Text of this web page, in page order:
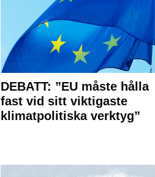
DEBATT: ”EU måste hålla
fast vid sitt viktigaste
klimatpolitiska verktyg”